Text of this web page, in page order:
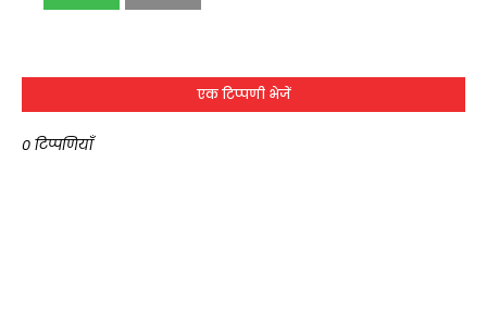
एक टिप्पणी भेजें
0 टिप्पणियाँ